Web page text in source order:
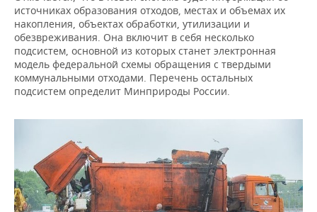
ХОККЕЙ С МЯЧОМ
ПРОИСШЕСТВИЯ
источниках образования отходов, местах и объемах их
накопления, объектах обработки, утилизации и
обезвреживания. Она включит в себя несколько
подсистем, основной из которых станет электронная
модель федеральной схемы обращения с твердыми
коммунальными отходами. Перечень остальных
подсистем определит Минприроды России.